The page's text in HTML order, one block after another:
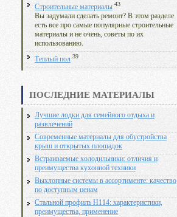
Строительные материалы 43
Вы задумали сделать ремонт? В этом разделе
есть все про самые популярные строительные
материалы и не очень, советы по их
использованию.
Теплый пол 39
ПОСЛЕДНИЕ МАТЕРИАЛЫ
Лучшие лодки для семейного отдыха и
развлечений
Современные материалы для обустройства
крыш и открытых площадок
Встраиваемые холодильники: отличия и
преимущества кухонной техники
Выхлопные системы в ассортименте: качество
по доступным ценам
Стальной профиль Н114: характеристики,
преимущества, применение